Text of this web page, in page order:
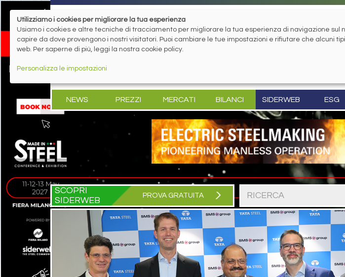
NEWS PREZZI MERCATI BILANCI SIDERWEB ESG
SCOPRI
SIDERWEB
PROVA GRATUITA
Utilizziamo i cookies per migliorare la tua esperienza
Usiamo i cookies e altre tecniche di tracciamento per migliorare la tua esperienza di navigazione
capire da dove provengono i nostri visitatori. Puoi cambiare le tue impostazioni e rifiutare che alcuni
web. Per saperne di più, leggi la nostra cookie policy.
Personalizza le impostazioni